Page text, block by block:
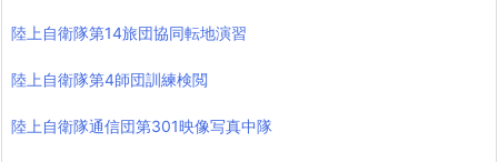
陸上自衛隊第14旅団協同転地演習
陸上自衛隊第4師団訓練検閲
陸上自衛隊通信団第301映像写真中隊